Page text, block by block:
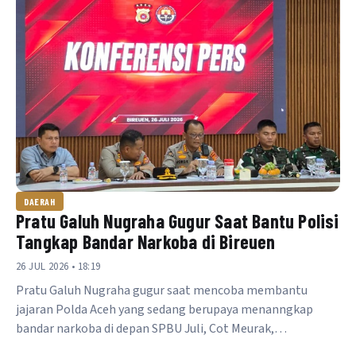
DAERAH
Pratu Galuh Nugraha Gugur Saat Bantu Polisi
Tangkap Bandar Narkoba di Bireuen
26 JUL 2026 • 18:19
Pratu Galuh Nugraha gugur saat mencoba membantu
jajaran Polda Aceh yang sedang berupaya menanngkap
bandar narkoba di depan SPBU Juli, Cot Meurak,…